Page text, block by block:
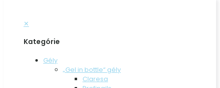
✕
Kategórie
Gély
„Gel in bottle“ gély
Claresa